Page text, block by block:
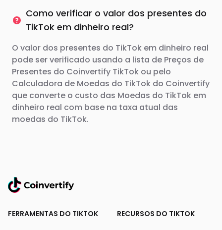
Como verificar o valor dos presentes do
TikTok em dinheiro real?
O valor dos presentes do TikTok em dinheiro real
pode ser verificado usando a lista de Preços de
Presentes do Coinvertify TikTok ou pelo
Calculadora de Moedas do TikTok do Coinvertify
que converte o custo das Moedas do TikTok em
dinheiro real com base na taxa atual das
moedas do TikTok.
FERRAMENTAS DO TIKTOK RECURSOS DO TIKTOK